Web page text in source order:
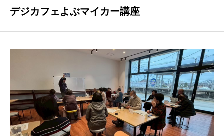
デジカフェよぶマイカー講座